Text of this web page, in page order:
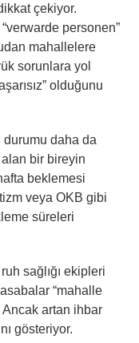
çekiyor.
personen”
mahallelere
sorunlara yol
olduğunu
durumu daha da
alan bir bireyin
beklemesi
veya OKB gibi
süreleri
sağlığı ekipleri
“mahalle
Ancak artan ihbar
gösteriyor.